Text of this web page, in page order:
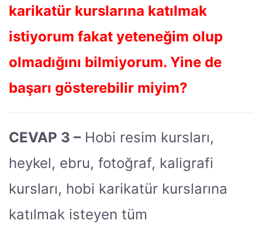
karikatür kurslarına katılmak
istiyorum fakat yeteneğim olup
olmadığını bilmiyorum. Yine de
başarı gösterebilir miyim?
CEVAP 3 – Hobi resim kursları,
heykel, ebru, fotoğraf, kaligrafi
kursları, hobi karikatür kurslarına
katılmak isteyen tüm